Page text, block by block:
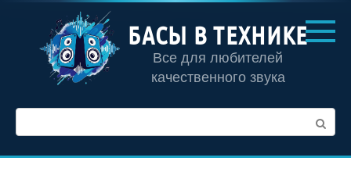
контенту
БАСЫ В ТЕХНИКЕ
Все для любителей
качественного звука